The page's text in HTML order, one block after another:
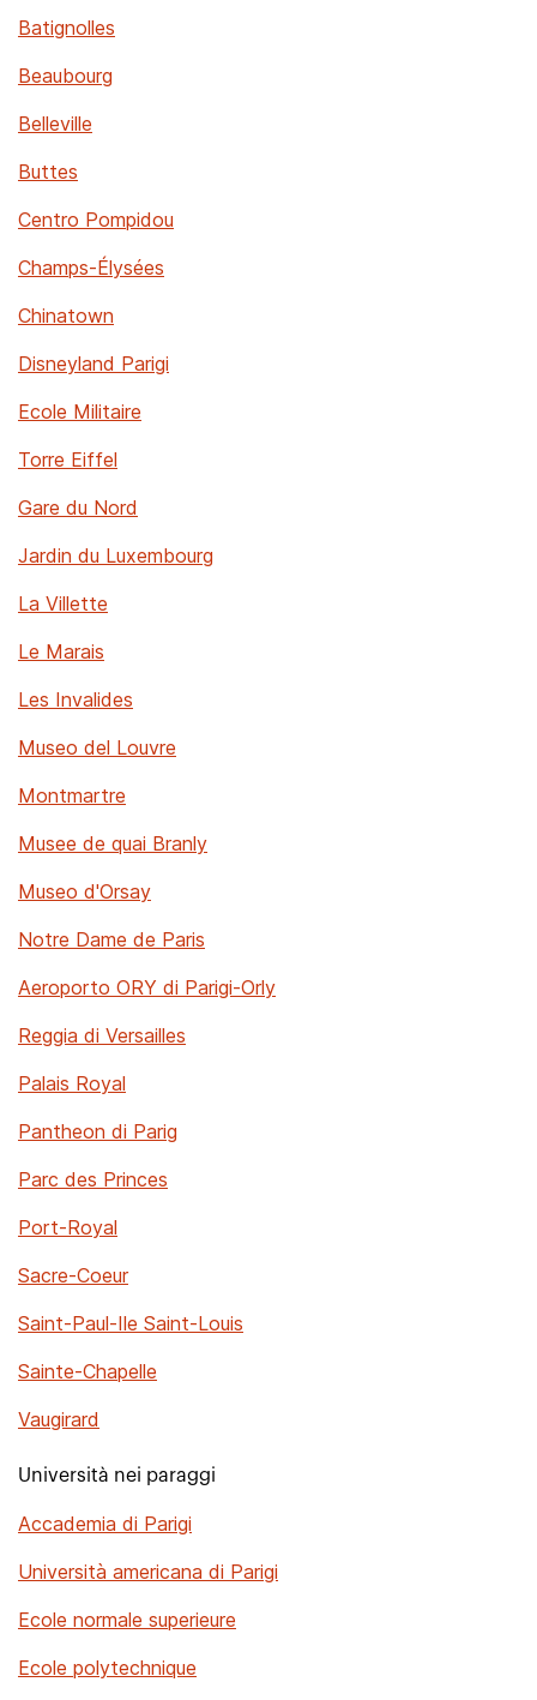
Batignolles
Beaubourg
Belleville
Buttes
Centro Pompidou
Champs-Élysées
Chinatown
Disneyland Parigi
Ecole Militaire
Torre Eiffel
Gare du Nord
Jardin du Luxembourg
La Villette
Le Marais
Les Invalides
Museo del Louvre
Montmartre
Musee de quai Branly
Museo d'Orsay
Notre Dame de Paris
Aeroporto ORY di Parigi-Orly
Reggia di Versailles
Palais Royal
Pantheon di Parig
Parc des Princes
Port-Royal
Sacre-Coeur
Saint-Paul-Ile Saint-Louis
Sainte-Chapelle
Vaugirard
Università nei paraggi
Accademia di Parigi
Università americana di Parigi
Ecole normale superieure
Ecole polytechnique